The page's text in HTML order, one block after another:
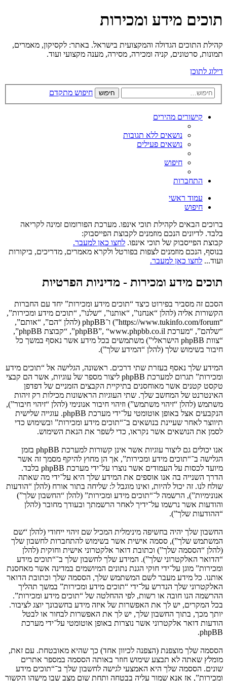
תוכים מידע ומכירות
קהילת התוכים הגדולה והמקצועית בישראל. באתר: לקסיקון, מאמרים,
תמונות, סרטונים, קניה ומכירה, מסירה, מענה מקצועי ועוד.
דילוג לתוכן
חיפוש חיפוש מתקדם
קישורים מהירים
נושאים ללא תגובות
נושאים פעילים
חיפוש
התחברות
עמוד ראשי
חיפוש
ברוכים הבאים לקהילת תוכי אינפו. מערכת הפורומום זמינה לקריאה
בלבד. לדיונים הנכם מוזמנים לקבוצת הפייסבוק:
קבוצת הפייסבוק של תוכי אינפו. לחצו כאן למעבר.
בנוסף, הנכם מוזמנים לצפות בפורטל ולקרא מאמרים, מדריכים, ביקורות
ועוד... לחצו כאן למעבר.
תוכים מידע ומכירות - מדיניות הפרטיות
הסכם זה מסביר בפירוט כיצד “תוכים מידע ומכירות” יחד עם החברות
הקשורות אליה (להלן “אנחנו”, “אותנו”, “שלנו”, “תוכים מידע ומכירות”,
“https://www.tukinfo.com/forum”) ו־phpBB (להלן “הם”, “אותם”,
“שלהם”, “מערכת phpBB”, “www.phpbb.co.il”, “קבוצת phpBB”,
“צוות phpBB הישראלי”) משתמשים בכל מידע אשר נאסף במשך כל
חיבור בשימוש שלך (להלן “המידע שלך”).
המידע שלך נאסף בעזרת שתי דרכים. ראשונה, הגלישה אל “תוכים מידע
ומכירות” תגרום למערכת phpBB ליצור מספר של עוגיות, אשר הם קבצי
טקסט קטנים אשר מאוחסנים בתיקיית הקבצים הזמניים של דפדפן
האינטרנט של המחשב שלך. שתי העוגיות הראשונות מכילות רק זיהות
משתמש (להלן “זיהוי משתמש”) וזיהוי חיבור אנונימי (להלן “זיהוי חיבור”),
הנקבעים אצל באופן אוטומטי על־ידי מערכת phpBB. עוגייה שלישית
תיווצר לאחר שעיינת בנושאים ב־“תוכים מידע ומכירות” ובשימוש כדי
לסמן את הנושאים אשר נקראו, כדי לשפר את הנאת השימוש.
אנו יכולים גם ליצור עוגיות אשר אינן קשורות למערכת phpBB בזמן
הגלישה ב־“תוכים מידע ומכירות”, אך הן מחוץ להיקף מסמך זה אשר
מיועד לכסות על העמודים אשר נוצרו על־ידי מערכת phpBB בלבד.
הדרך השנייה בה אנו אוספים את המידע שלך היא על־ידי מה שאתה
שולח לנו. זה יכול להיות, ואינו מוגבל ל: שליחה בתור אורח (להלן “הודעות
אנונימיות”), הרשמה ל־“תוכים מידע ומכירות” (להלן “החשבון שלך”)
והודעות אשר נרשמו על־ידיך לאחר הרשמתך ובעודך מחובר (להלן
“ההודעות שלך”).
החשבון שלך יהיה בחשיפה מינימלית המכיל שם זיהוי ייחודי (להלן “שם
המשתמש שלך”), ססמה אישית אשר בשימוש להתחברות לחשבון שלך
(להלן “הססמה שלך”) וכתובת דואר אלקטרוני אישית וחוקית (להלן
“הדואר האלקטרוני שלך”). המידע שלך לחשבון שלך ב־“תוכים מידע
ומכירות” מוגן על־ידי חוקי הגנת נתונים המיושמים במדינה אשר מאחסנת
אותנו. כל מידע מעבר לשם המשתמש שלך, הססמה שלך וכתובת הדואר
האלקטרוני שלך הנדרש על־ידי “תוכים מידע ומכירות” במשך תהליך
ההרשמה הנו חובה או רשות, לפי ההחלטה של “תוכים מידע ומכירות”.
בכל המקרים, יש לך את האפשרות של איזה מידע בחשבונך יוצג לציבור.
יותך מכך, בתוך החשבון שלך, יש לך את האפשרות לבחור או לבטל
הודעות דואר אלקטרוני אשר נוצרות באופן אוטומטי על־ידי מערכת
phpBB.
הססמה שלך מוצפנת (הצפנה לכיוון אחד) כך שהיא מאובטחת. עם זאת,
מומלץ שאתה לא תבצע שימוש חוזר באותה הססמה במספר אתרים
שונים. הססמה שלך היא האמצעי לגישה לחשבון שלך ב־“תוכים מידע
ומכירות”, אז אנא שמור עליה בבטחה ותחת שום מצב שבו מישהו הקשור